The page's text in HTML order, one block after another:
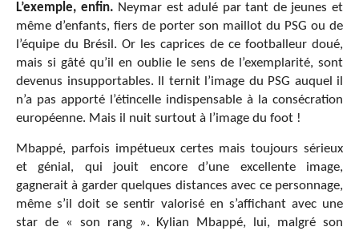
L’exemple, enfin. Neymar est adulé par tant de jeunes et
même d’enfants, fiers de porter son maillot du PSG ou de
l’équipe du Brésil. Or les caprices de ce footballeur doué,
mais si gâté qu’il en oublie le sens de l’exemplarité, sont
devenus insupportables. Il ternit l’image du PSG auquel il
n’a pas apporté l’étincelle indispensable à la consécration
européenne. Mais il nuit surtout à l’image du foot !
Mbappé, parfois impétueux certes mais toujours sérieux
et génial, qui jouit encore d’une excellente image,
gagnerait à garder quelques distances avec ce personnage,
même s’il doit se sentir valorisé en s’affichant avec une
star de « son rang ». Kylian Mbappé, lui, malgré son